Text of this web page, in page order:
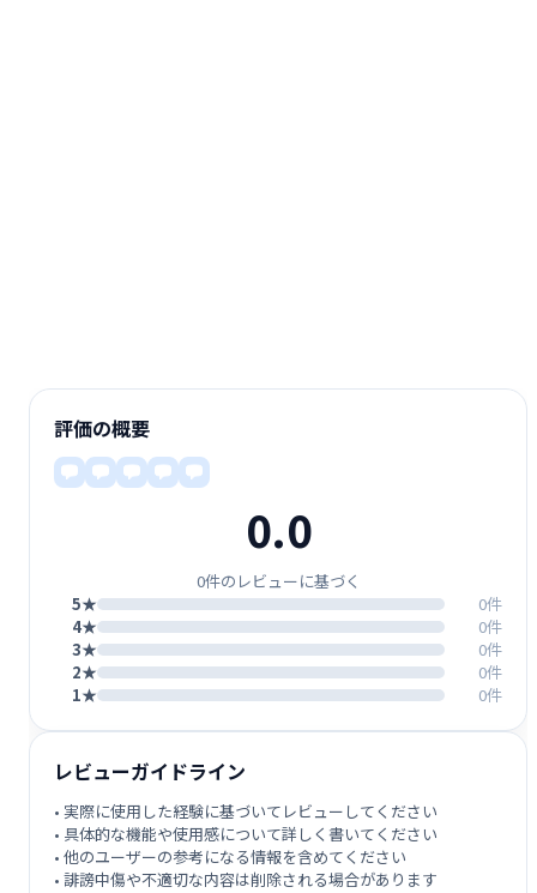
評価の概要
0.0
0件のレビューに基づく
5★
0件
4★
0件
3★
0件
2★
0件
1★
0件
レビューガイドライン
• 実際に使用した経験に基づいてレビューしてください
• 具体的な機能や使用感について詳しく書いてください
• 他のユーザーの参考になる情報を含めてください
• 誹謗中傷や不適切な内容は削除される場合があります